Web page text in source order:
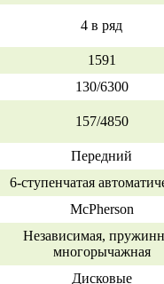
4 в ряд
1591
130/6300
157/4850
Передний
6-ступенчатая
McPherson
Независимая,
многорычажная
Дисковые